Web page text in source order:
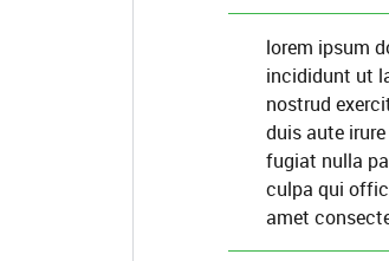
lorem ipsum
incididunt ut
nostrud
duis aute
fugiat nulla
culpa qui
amet